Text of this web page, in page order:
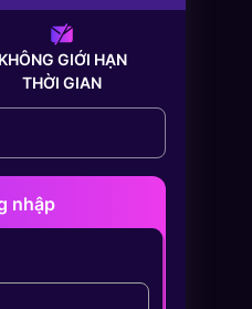
KHÔNG GIỚI HẠN
THỜI GIAN
nhập